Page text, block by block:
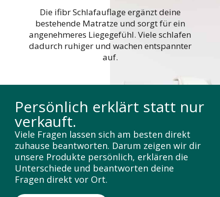
Die ifibr Schlafauflage ergänzt deine
bestehende Matratze und sorgt für ein
angenehmeres Liegegefühl. Viele schlafen
dadurch ruhiger und wachen entspannter
auf.
Persönlich erklärt statt nur
verkauft.
Viele Fragen lassen sich am besten direkt
zuhause beantworten. Darum zeigen wir dir
unsere Produkte persönlich, erklären die
Unterschiede und beantworten deine
Fragen direkt vor Ort.